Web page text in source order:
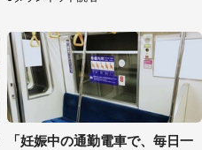
「妊娠中の通勤電車で、毎日一